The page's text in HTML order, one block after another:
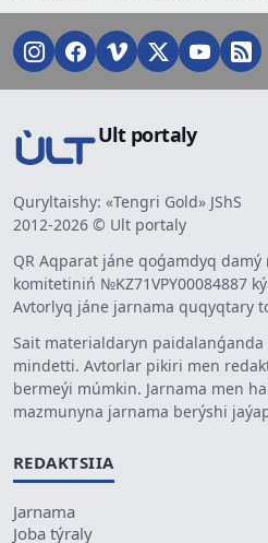
Ult portaly
Quryltaishy: «Tengri Gold» JShS
2012-2026 © Ult portaly
QR Aqparat jáne qoǵamdyq
komitetiniń №KZ71VPY00084887
Avtorlyq jáne jarnama quqyqtary
Sait materialdaryn
mindetti. Avtorlar pikiri men
bermeýi múmkin. Jarnama men
mazmunyna jarnama berýshi
REDAKTSIIA
Jarnama
Joba týraly